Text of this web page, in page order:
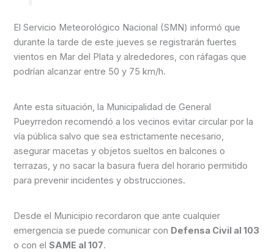
El Servicio Meteorológico Nacional (SMN) informó que
durante la tarde de este jueves se registrarán fuertes
vientos en Mar del Plata y alrededores, con ráfagas que
podrían alcanzar entre 50 y 75 km/h.
Ante esta situación, la Municipalidad de General
Pueyrredon recomendó a los vecinos evitar circular por la
vía pública salvo que sea estrictamente necesario,
asegurar macetas y objetos sueltos en balcones o
terrazas, y no sacar la basura fuera del horario permitido
para prevenir incidentes y obstrucciones.
Desde el Municipio recordaron que ante cualquier
emergencia se puede comunicar con Defensa Civil al 103
o con elSAME al 107.